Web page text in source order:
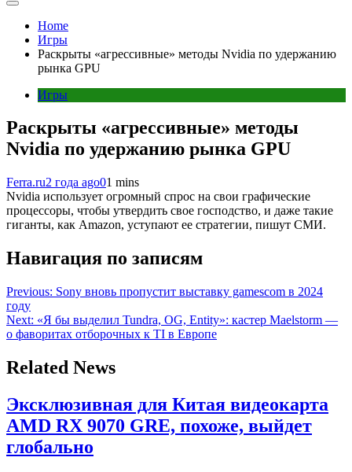
Home
Игры
Раскрыты «агрессивные» методы Nvidia по удержанию
рынка GPU
Игры
Раскрыты «агрессивные» методы
Nvidia по удержанию рынка GPU
Ferra.ru2 года ago01 mins
Nvidia использует огромный спрос на свои графические
процессоры, чтобы утвердить свое господство, и даже такие
гиганты, как Amazon, уступают ее стратегии, пишут СМИ.
Навигация по записям
Previous: Sony вновь пропустит выставку gamescom в 2024
году
Next: «Я бы выделил Tundra, OG, Entity»: кастер Maelstorm —
о фаворитах отборочных к TI в Европе
Related News
Эксклюзивная для Китая видеокарта
AMD RX 9070 GRE, похоже, выйдет
глобально